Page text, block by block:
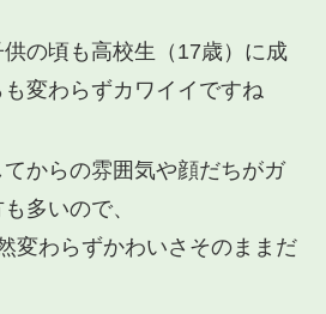
の頃も高校生（17歳）に成
変わらずカワイイですね
からの雰囲気や顔だちがガ
多いので、
変わらずかわいさそのままだ